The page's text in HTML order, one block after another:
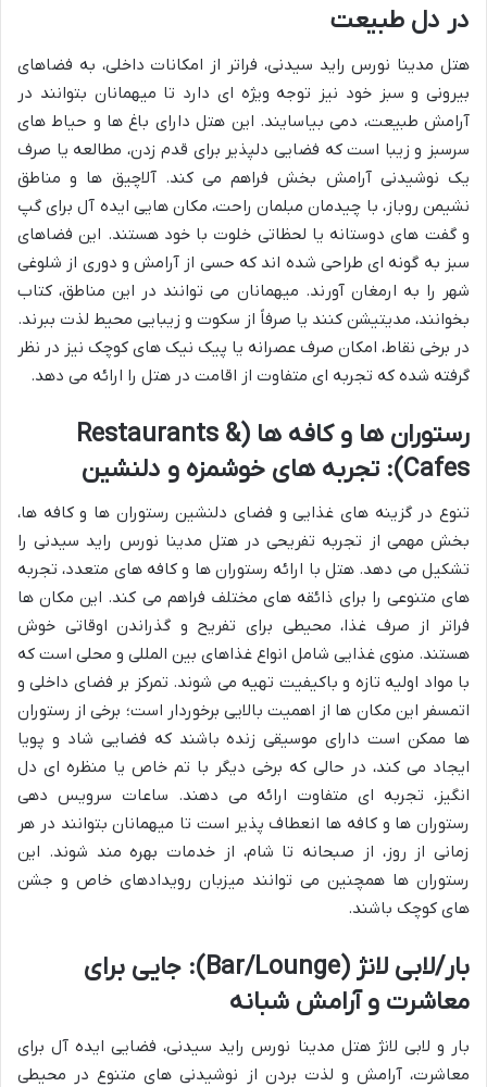
در دل طبیعت
هتل مدینا نورس راید سیدنی، فراتر از امکانات داخلی، به فضاهای
بیرونی و سبز خود نیز توجه ویژه ای دارد تا میهمانان بتوانند در
آرامش طبیعت، دمی بیاسایند. این هتل دارای باغ ها و حیاط های
سرسبز و زیبا است که فضایی دلپذیر برای قدم زدن، مطالعه یا صرف
یک نوشیدنی آرامش بخش فراهم می کند. آلاچیق ها و مناطق
نشیمن روباز، با چیدمان مبلمان راحت، مکان هایی ایده آل برای گپ
و گفت های دوستانه یا لحظاتی خلوت با خود هستند. این فضاهای
سبز به گونه ای طراحی شده اند که حسی از آرامش و دوری از شلوغی
شهر را به ارمغان آورند. میهمانان می توانند در این مناطق، کتاب
بخوانند، مدیتیشن کنند یا صرفاً از سکوت و زیبایی محیط لذت ببرند.
در برخی نقاط، امکان صرف عصرانه یا پیک نیک های کوچک نیز در نظر
گرفته شده که تجربه ای متفاوت از اقامت در هتل را ارائه می دهد.
رستوران ها و کافه ها (Restaurants &
Cafes): تجربه های خوشمزه و دلنشین
تنوع در گزینه های غذایی و فضای دلنشین رستوران ها و کافه ها،
بخش مهمی از تجربه تفریحی در هتل مدینا نورس راید سیدنی را
تشکیل می دهد. هتل با ارائه رستوران ها و کافه های متعدد، تجربه
های متنوعی را برای ذائقه های مختلف فراهم می کند. این مکان ها
فراتر از صرف غذا، محیطی برای تفریح و گذراندن اوقاتی خوش
هستند. منوی غذایی شامل انواع غذاهای بین المللی و محلی است که
با مواد اولیه تازه و باکیفیت تهیه می شوند. تمرکز بر فضای داخلی و
اتمسفر این مکان ها از اهمیت بالایی برخوردار است؛ برخی از رستوران
ها ممکن است دارای موسیقی زنده باشند که فضایی شاد و پویا
ایجاد می کند، در حالی که برخی دیگر با تم خاص یا منظره ای دل
انگیز، تجربه ای متفاوت ارائه می دهند. ساعات سرویس دهی
رستوران ها و کافه ها انعطاف پذیر است تا میهمانان بتوانند در هر
زمانی از روز، از صبحانه تا شام، از خدمات بهره مند شوند. این
رستوران ها همچنین می توانند میزبان رویدادهای خاص و جشن
های کوچک باشند.
بار/لابی لانژ (Bar/Lounge): جایی برای
معاشرت و آرامش شبانه
بار و لابی لانژ هتل مدینا نورس راید سیدنی، فضایی ایده آل برای
معاشرت، آرامش و لذت بردن از نوشیدنی های متنوع در محیطی